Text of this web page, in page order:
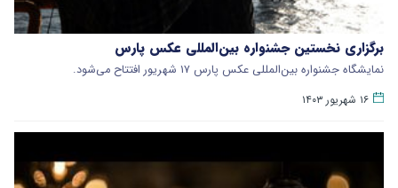
برگزاری نخستین جشنواره بین‌المللی عکس پارس
نمایشگاه جشنواره بین‌المللی عکس پارس ۱۷ شهریور افتتاح می‌شود.
۱۶ شهریور ۱۴۰۳